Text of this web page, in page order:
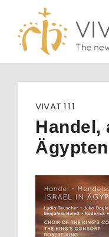
content
VIVAT 111
Handel,
Ägypten